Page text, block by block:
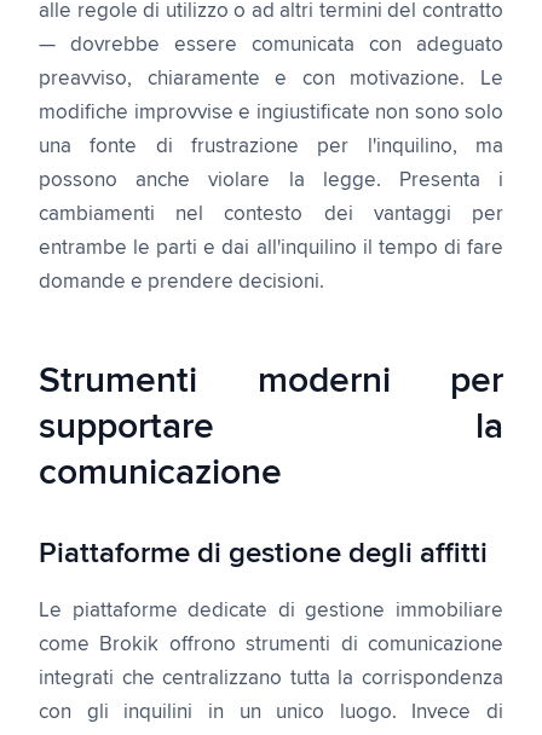
alle regole di utilizzo o ad altri termini del contratto
— dovrebbe essere comunicata con adeguato
preavviso, chiaramente e con motivazione. Le
modifiche improvvise e ingiustificate non sono solo
una fonte di frustrazione per l'inquilino, ma
possono anche violare la legge. Presenta i
cambiamenti nel contesto dei vantaggi per
entrambe le parti e dai all'inquilino il tempo di fare
domande e prendere decisioni.
Strumenti moderni per
supportare la
comunicazione
Piattaforme di gestione degli affitti
Le piattaforme dedicate di gestione immobiliare
come Brokik offrono strumenti di comunicazione
integrati che centralizzano tutta la corrispondenza
con gli inquilini in un unico luogo. Invece di